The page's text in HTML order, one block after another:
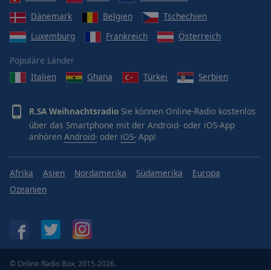
Dänemark
Belgien
Tschechien
Luxemburg
Frankreich Österreich
Populäre Länder
Italien
Ghana Türkei Serbien
R.SA Weihnachtsradio Sie können Online-Radio kostenlos
über das Smartphone mit der Android- oder iOS-App
anhören Android- oder iOS- App!
Afrika Asien Nordamerika Südamerika
Europa
Ozeanien
© Online Radio Box, 2015-2026.